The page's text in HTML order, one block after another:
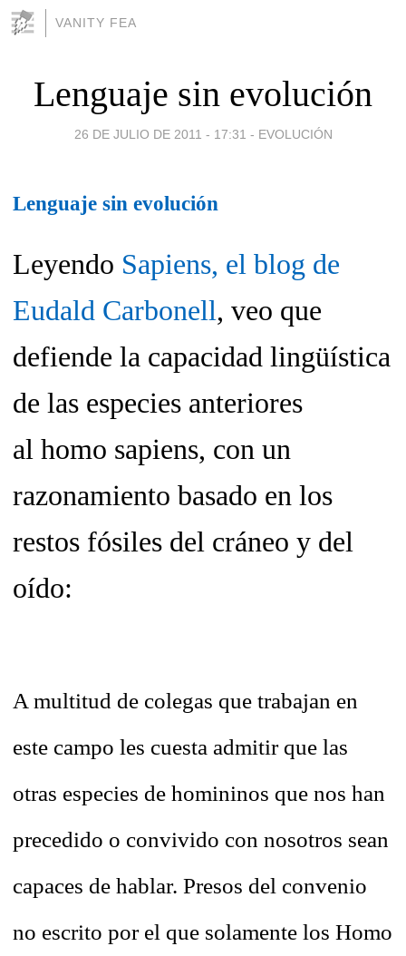
VANITY FEA
Lenguaje sin evolución
26 DE JULIO DE 2011 - 17:31 - EVOLUCIÓN
Lenguaje sin evolución
Leyendo Sapiens, el blog de
Eudald Carbonell, veo que
defiende la capacidad lingüística
de las especies anteriores
al homo sapiens, con un
razonamiento basado en los
restos fósiles del cráneo y del
oído:
A multitud de colegas que trabajan en
este campo les cuesta admitir que las
otras especies de homininos que nos han
precedido o convivido con nosotros sean
capaces de hablar. Presos del convenio
no escrito por el que solamente los Homo